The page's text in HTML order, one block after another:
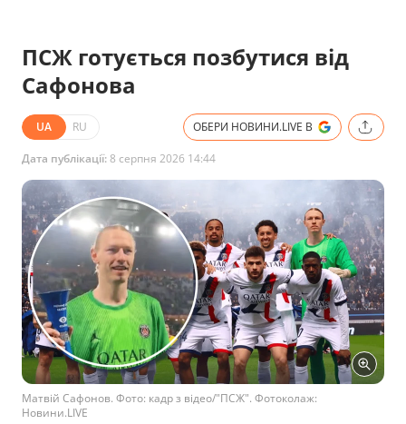
ПСЖ готується позбутися від
Сафонова
UA RU ОБЕРИ НОВИНИ.LIVE В
Дата публікації:8 серпня 2026 14:44
Матвій Сафонов. Фото: кадр з відео/"ПСЖ". Фотоколаж:
Новини.LIVE